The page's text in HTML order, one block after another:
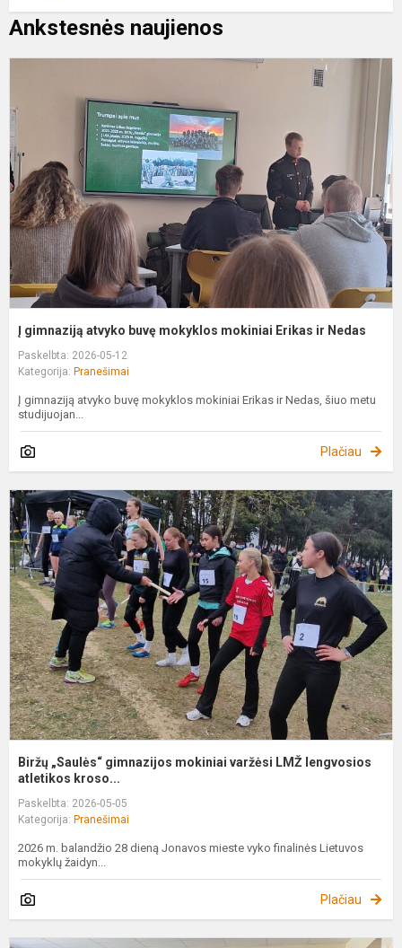
Ankstesnės naujienos
Į gimnaziją atvyko buvę mokyklos mokiniai Erikas ir Nedas
Paskelbta: 2026-05-12
Kategorija: Pranešimai
Į gimnaziją atvyko buvę mokyklos mokiniai Erikas ir Nedas, šiuo metu
studijuojan...
Plačiau
Biržų „Saulės“ gimnazijos mokiniai varžėsi LMŽ lengvosios
atletikos kroso...
Paskelbta: 2026-05-05
Kategorija: Pranešimai
2026 m. balandžio 28 dieną Jonavos mieste vyko finalinės Lietuvos
mokyklų žaidyn...
Plačiau